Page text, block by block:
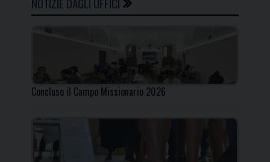
Concluso il Campo Missionario 2026